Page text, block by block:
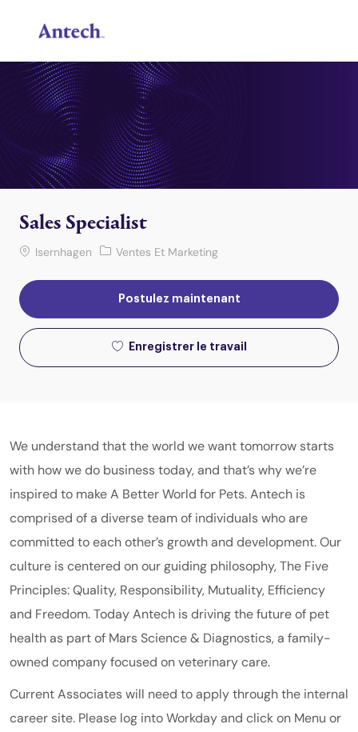
-
Sales Specialist
Lieu de travail
Isernhagen Catégorie
Ventes Et Marketing
Postulez maintenant
Enregistrer le travail
We understand that the world we want tomorrow starts
with how we do business today, and that’s why we’re
inspired to make A Better World for Pets. Antech is
comprised of a diverse team of individuals who are
committed to each other’s growth and development. Our
culture is centered on our guiding philosophy, The Five
Principles: Quality, Responsibility, Mutuality, Efficiency
and Freedom. Today Antech is driving the future of pet
health as part of MarsScience & Diagnostics, a family-
owned company focused on veterinary care.
Current Associates will need to apply through the internal
career site. Please log into Workday and click on Menu or